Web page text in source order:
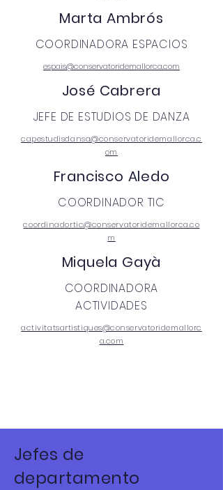
Marta Ambrós
COORDINADORA ESPACIOS
espais@conservatoridemallorca.com
José Cabrera
JEFE DE ESTUDIOS DE DANZA
capestudisdansa@conservatoridemallorca.c
om
Francisco Aledo
COORDINADOR TIC
coordinadortic@conservatoridemallorca.co
m
Miquela Gayà
COORDINADORA
ACTIVIDADES
activitatsartistiques@conservatoridemallorc
a.com
Jefes de
departamento